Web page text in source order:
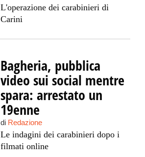
L'operazione dei carabinieri di
Carini
Bagheria, pubblica
video sui social mentre
spara: arrestato un
19enne
di Redazione
Le indagini dei carabinieri dopo i
filmati online